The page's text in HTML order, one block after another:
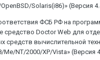
Solaris(i86)» (Версия
ФСБ РФ на
средство Doctor Web для
средств вычислительной
Me/NT/2000/XP/Vista» (Версия